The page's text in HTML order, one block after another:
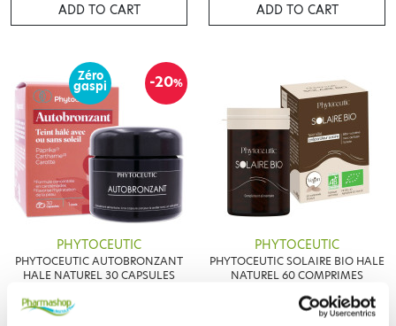
ADD TO CART ADD TO CART
-20%
Zéro
gaspi
PHYTOCEUTIC
PHYTOCEUTIC AUTOBRONZANT
HALE NATUREL 30 CAPSULES
11,10 €
PHYTOCEUTIC
PHYTOCEUTIC SOLAIRE BIO HALE
NATUREL 60 COMPRIMES
10,70 €